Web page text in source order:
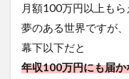
月額100万円以上もら
夢のある世界ですが、
幕下以下だと
年収100万円にも届か